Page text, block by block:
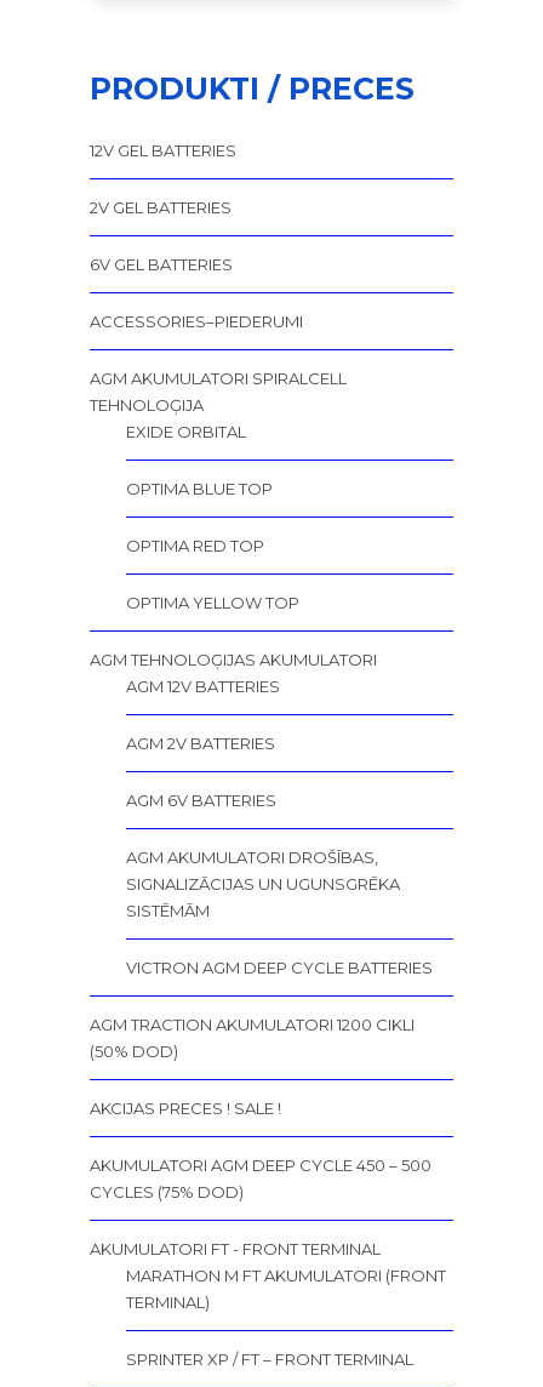
PRODUKTI / PRECES
12V GEL BATTERIES
2V GEL BATTERIES
6V GEL BATTERIES
ACCESSORIES–PIEDERUMI
AGM AKUMULATORI SPIRALCELL
TEHNOLOĢIJA
EXIDE ORBITAL
OPTIMA BLUE TOP
OPTIMA RED TOP
OPTIMA YELLOW TOP
AGM TEHNOLOĢIJAS AKUMULATORI
AGM 12V BATTERIES
AGM 2V BATTERIES
AGM 6V BATTERIES
AGM AKUMULATORI DROŠĪBAS,
SIGNALIZĀCIJAS UN UGUNSGRĒKA
SISTĒMĀM
VICTRON AGM DEEP CYCLE BATTERIES
AGM TRACTION AKUMULATORI 1200 CIKLI
(50% DOD)
AKCIJAS PRECES ! SALE !
AKUMULATORI AGM DEEP CYCLE 450 – 500
CYCLES (75% DOD)
AKUMULATORI FT - FRONT TERMINAL
MARATHON M FT AKUMULATORI (FRONT
TERMINAL)
SPRINTER XP / FT – FRONT TERMINAL